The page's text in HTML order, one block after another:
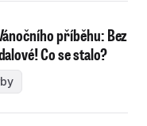
příběhu: Bez
Co se stalo?